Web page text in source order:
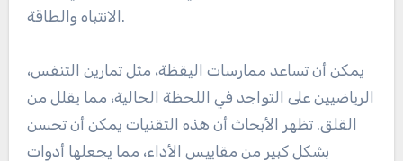
الانتباه والطاقة.
يمكن أن تساعد ممارسات اليقظة، مثل تمارين التنفس،
الرياضيين على التواجد في اللحظة الحالية، مما يقلل من
القلق. تظهر الأبحاث أن هذه التقنيات يمكن أن تحسن
بشكل كبير من مقاييس الأداء، مما يجعلها أدوات